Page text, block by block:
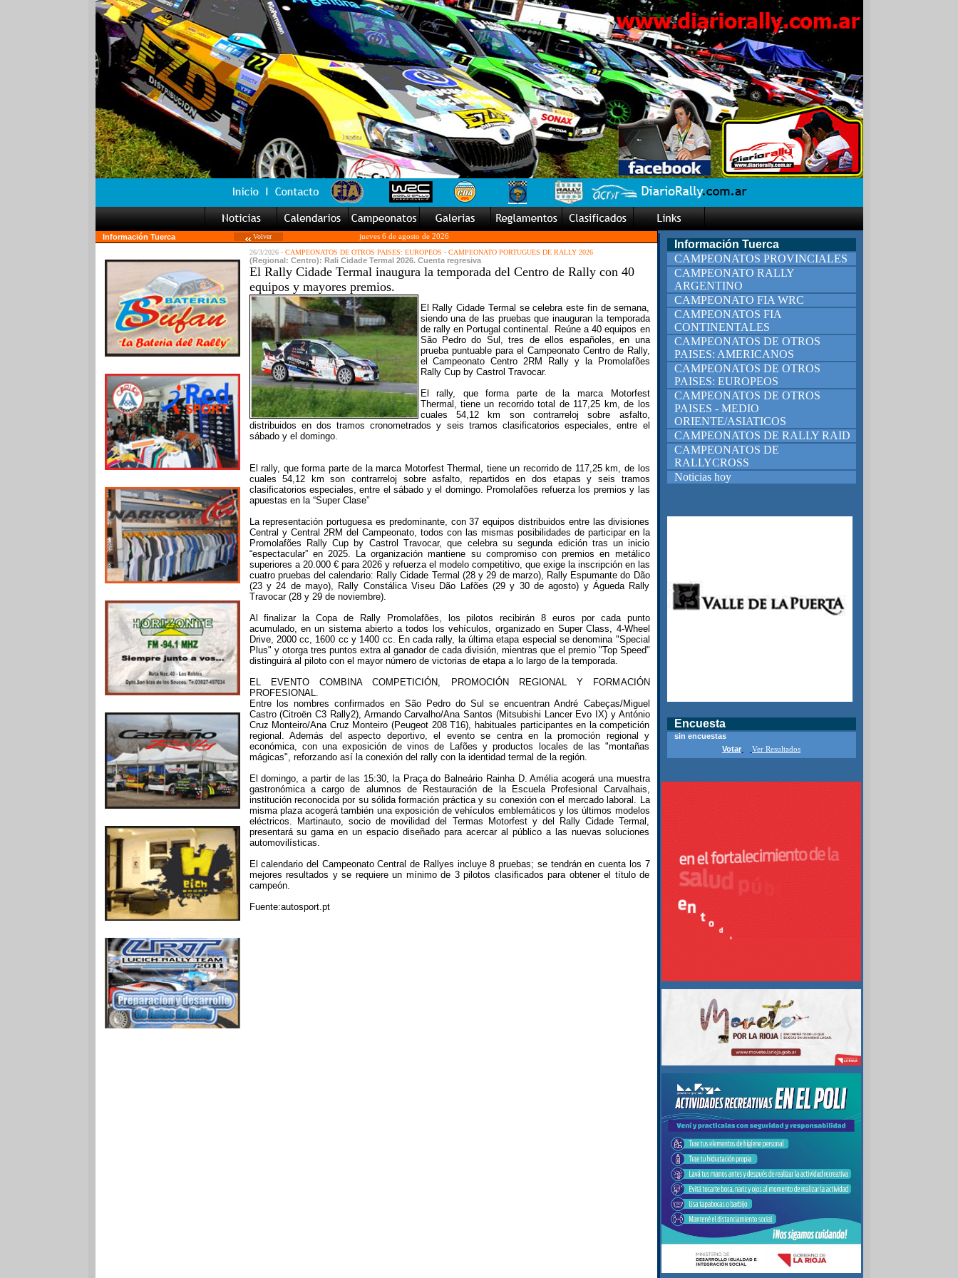
Información Tuerca Volver jueves 6 de agosto de 2026
Información Tuerca
CAMPEONATOS PROVINCIALES
CAMPEONATO RALLY
ARGENTINO
CAMPEONATO FIA WRC
CAMPEONATOS FIA
CONTINENTALES
CAMPEONATOS DE OTROS
PAISES: AMERICANOS
CAMPEONATOS DE OTROS
PAISES: EUROPEOS
CAMPEONATOS DE OTROS
PAISES - MEDIO
ORIENTE/ASIATICOS
CAMPEONATOS DE RALLY RAID
CAMPEONATOS DE
RALLYCROSS
Noticias hoy
Encuesta
sin encuestas
Votar
Ver Resultados
26/3/2026 - CAMPEONATOS DE OTROS PAISES: EUROPEOS - CAMPEONATO PORTUGUES DE RALLY 2026
(Regional: Centro): Rali Cidade Termal 2026. Cuenta regresiva
El Rally Cidade Termal inaugura la temporada del Centro de Rally con 40
equipos y mayores premios.
El Rally Cidade Termal se celebra este fin de semana,
siendo una de las pruebas que inauguran la temporada
de rally en Portugal continental. Reúne a 40 equipos en
São Pedro do Sul, tres de ellos españoles, en una
prueba puntuable para el Campeonato Centro de Rally,
el Campeonato Centro 2RM Rally y la Promolafões
Rally Cup by Castrol Travocar.
El rally, que forma parte de la marca Motorfest
Thermal, tiene un recorrido total de 117,25 km, de los
cuales 54,12 km son contrarreloj sobre asfalto,
distribuidos en dos tramos cronometrados y seis tramos clasificatorios especiales, entre el
sábado y el domingo.
El rally, que forma parte de la marca Motorfest Thermal, tiene un recorrido de 117,25 km, de los
cuales 54,12 km son contrarreloj sobre asfalto, repartidos en dos etapas y seis tramos
clasificatorios especiales, entre el sábado y el domingo. Promolafões refuerza los premios y las
apuestas en la “Super Clase”
La representación portuguesa es predominante, con 37 equipos distribuidos entre las divisiones
Central y Central 2RM del Campeonato, todos con las mismas posibilidades de participar en la
Promolafões Rally Cup by Castrol Travocar, que celebra su segunda edición tras un inicio
“espectacular” en 2025. La organización mantiene su compromiso con premios en metálico
superiores a 20.000 € para 2026 y refuerza el modelo competitivo, que exige la inscripción en las
cuatro pruebas del calendario: Rally Cidade Termal (28 y 29 de marzo), Rally Espumante do Dão
(23 y 24 de mayo), Rally Constálica Viseu Dão Lafões (29 y 30 de agosto) y Águeda Rally
Travocar (28 y 29 de noviembre).
Al finalizar la Copa de Rally Promolafões, los pilotos recibirán 8 euros por cada punto
acumulado, en un sistema abierto a todos los vehículos, organizado en Super Class, 4-Wheel
Drive, 2000 cc, 1600 cc y 1400 cc. En cada rally, la última etapa especial se denomina "Special
Plus" y otorga tres puntos extra al ganador de cada división, mientras que el premio "Top Speed"
distinguirá al piloto con el mayor número de victorias de etapa a lo largo de la temporada.
EL EVENTO COMBINA COMPETICIÓN, PROMOCIÓN REGIONAL Y FORMACIÓN
PROFESIONAL.
Entre los nombres confirmados en São Pedro do Sul se encuentran André Cabeças/Miguel
Castro (Citroën C3 Rally2), Armando Carvalho/Ana Santos (Mitsubishi Lancer Evo IX) y António
Cruz Monteiro/Ana Cruz Monteiro (Peugeot 208 T16), habituales participantes en la competición
regional. Además del aspecto deportivo, el evento se centra en la promoción regional y
económica, con una exposición de vinos de Lafões y productos locales de las "montañas
mágicas", reforzando así la conexión del rally con la identidad termal de la región.
El domingo, a partir de las 15:30, la Praça do Balneário Rainha D. Amélia acogerá una muestra
gastronómica a cargo de alumnos de Restauración de la Escuela Profesional Carvalhais,
institución reconocida por su sólida formación práctica y su conexión con el mercado laboral. La
misma plaza acogerá también una exposición de vehículos emblemáticos y los últimos modelos
eléctricos. Martinauto, socio de movilidad del Termas Motorfest y del Rally Cidade Termal,
presentará su gama en un espacio diseñado para acercar al público a las nuevas soluciones
automovilísticas.
El calendario del Campeonato Central de Rallyes incluye 8 pruebas; se tendrán en cuenta los 7
mejores resultados y se requiere un mínimo de 3 pilotos clasificados para obtener el título de
campeón.
Fuente:autosport.pt